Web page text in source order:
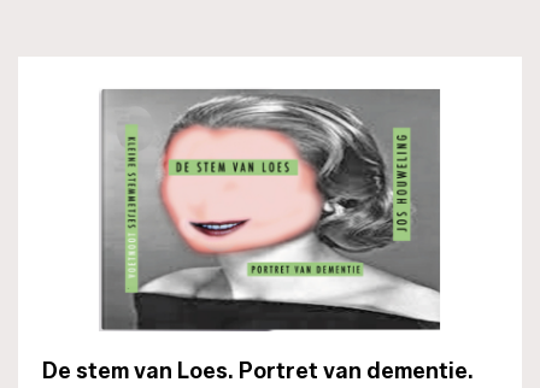
De stem van Loes. Portret van dementie.